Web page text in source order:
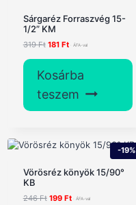
Sárgaréz Forraszvég 15-
1/2” KM
319Ft Original
319 Ft.
181 FtCurrent
181 Ft.
Kosárba
teszem
-19%
Vörösréz könyök 15/90°
KB
246Ft Original
199 FtCurrent